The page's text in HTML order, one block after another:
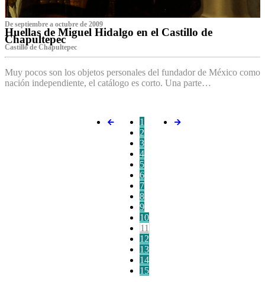
De septiembre a octubre de 2009
Huellas de Miguel Hidalgo en el Castillo de
Chapultepec
Castillo de Chapultepec
Muy pocos son los objetos personales del fundador de México como
nación independiente, el catálogo es corto. Una parte…
1
2
3
4
5
6
7
8
9
10
11
12
13
14
15